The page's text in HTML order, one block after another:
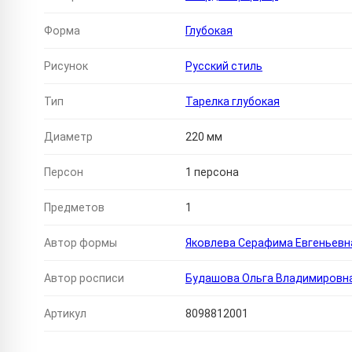
Форма Глубокая
Рисунок Русский стиль
Тип Тарелка глубокая
Диаметр 220 мм
Персон 1 персона
Предметов 1
Автор формы Яковлева Серафима
Автор росписи Будашова Ольга
Артикул 8098812001